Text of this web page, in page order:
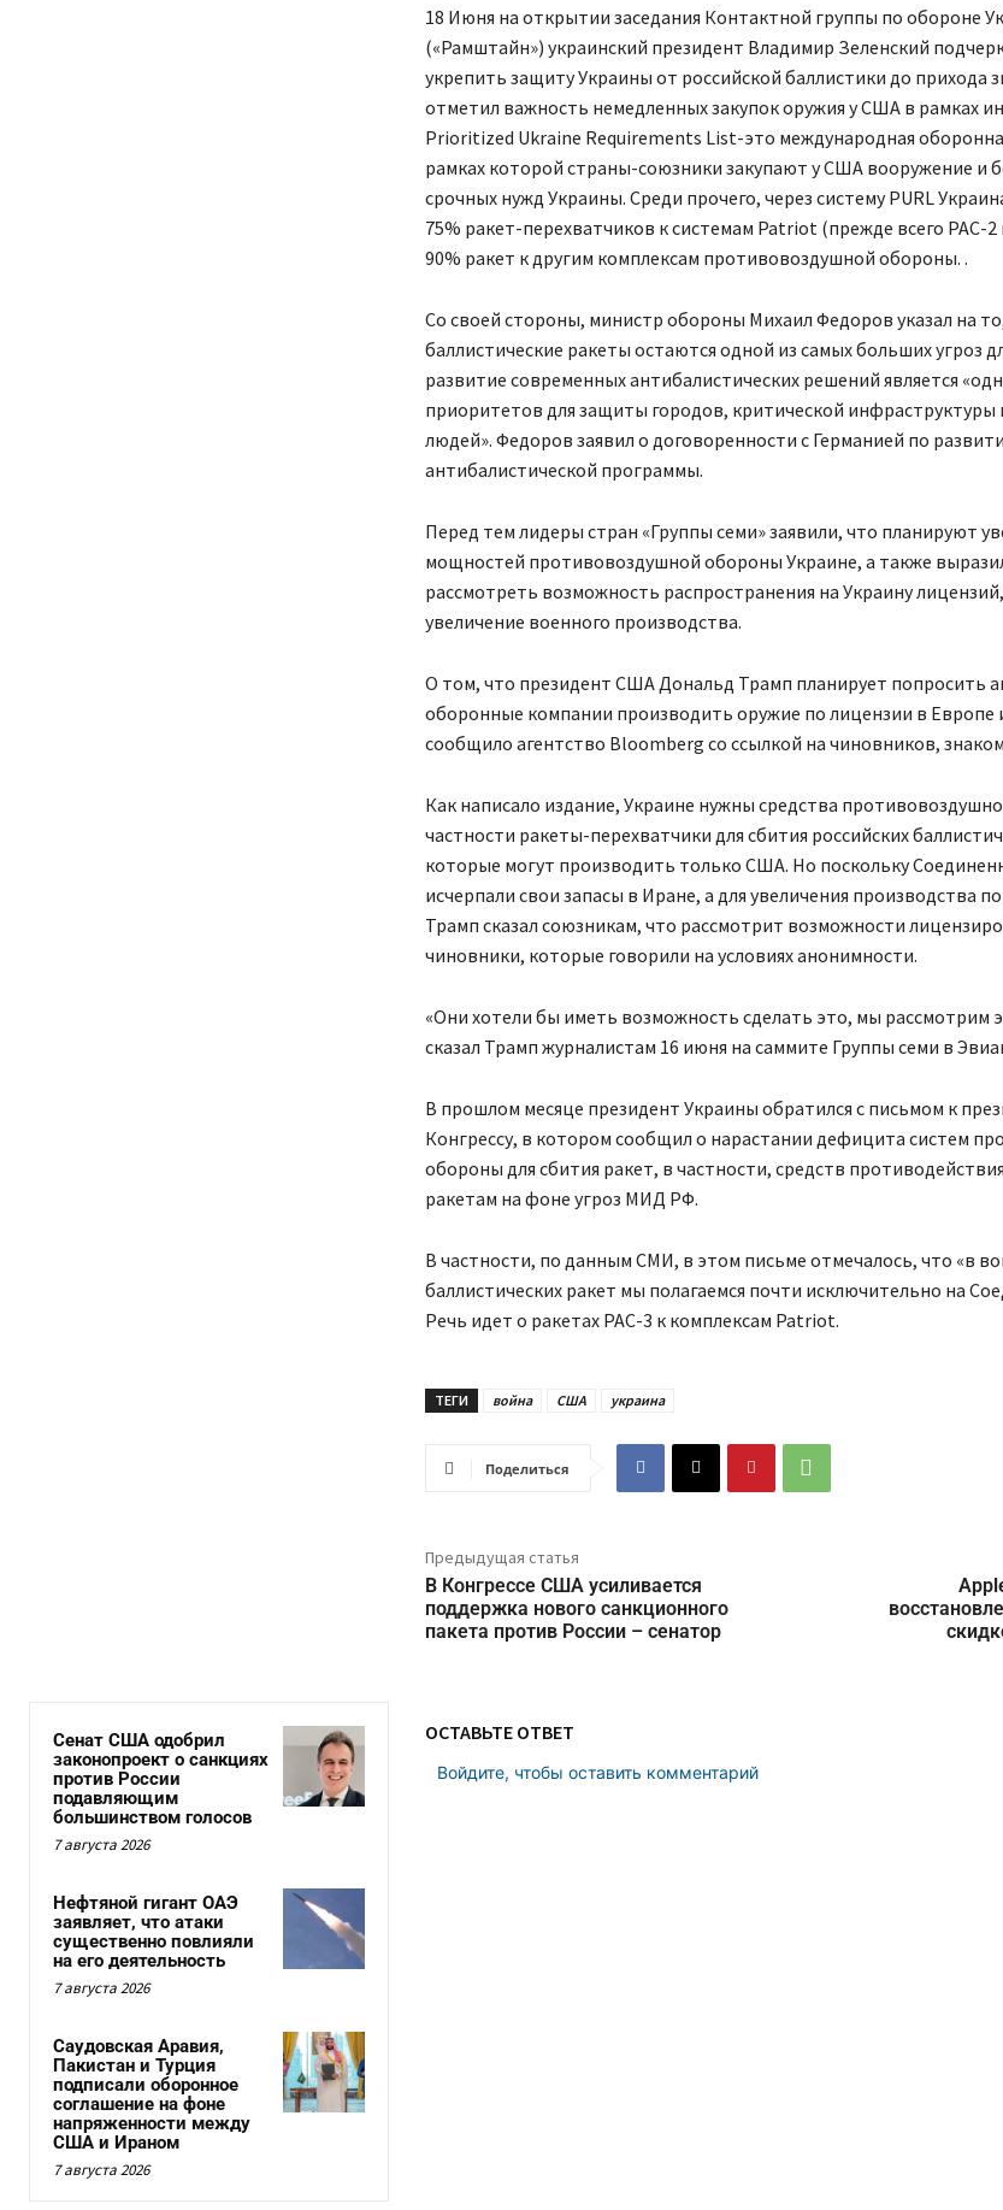
18 Июня на открытии заседания Контактной группы по обороне
(«Рамштайн») украинский президент Владимир Зеленский
укрепить защиту Украины от российской баллистики до прихода
отметил важность немедленных закупок оружия у США в рамках
Prioritized Ukraine Requirements List-это международная
рамках которой страны-союзники закупают у США вооружение и
срочных нужд Украины. Среди прочего, через систему PURL
75% ракет-перехватчиков к системам Patriot (прежде всего PAC-2
90% ракет к другим комплексам противовоздушной обороны. .
Со своей стороны, министр обороны Михаил Федоров указал на
баллистические ракеты остаются одной из самых больших угроз
развитие современных антибалистических решений является
приоритетов для защиты городов, критической инфраструктуры
людей». Федоров заявил о договоренности с Германией по
антибалистической программы.
Перед тем лидеры стран «Группы семи» заявили, что планируют
мощностей противовоздушной обороны Украине, а также
рассмотреть возможность распространения на Украину
увеличение военного производства.
О том, что президент США Дональд Трамп планирует попросить
оборонные компании производить оружие по лицензии в Европе
сообщило агентство Bloomberg со ссылкой на чиновников,
Как написало издание, Украине нужны средства
частности ракеты-перехватчики для сбития российских
которые могут производить только США. Но поскольку
исчерпали свои запасы в Иране, а для увеличения производства
Трамп сказал союзникам, что рассмотрит возможности
чиновники, которые говорили на условиях анонимности.
«Они хотели бы иметь возможность сделать это, мы рассмотрим
сказал Трамп журналистам 16 июня на саммите Группы семи в
В прошлом месяце президент Украины обратился с письмом к
Конгрессу, в котором сообщил о нарастании дефицита систем
обороны для сбития ракет, в частности, средств
ракетам на фоне угроз МИД РФ.
В частности, по данным СМИ, в этом письме отмечалось, что «в
баллистических ракет мы полагаемся почти исключительно на
Речь идет о ракетах PAC-3 к комплексам Patriot.
ТЕГИ война США украина
Поделиться
Предыдущая статья
В Конгрессе США усиливается
поддержка нового санкционного
пакета против России – сенатор
Сенат США одобрил
законопроект о санкциях
против России
подавляющим
большинством голосов
7 августа 2026
Нефтяной гигант ОАЭ
заявляет, что атаки
существенно повлияли
на его деятельность
7 августа 2026
Саудовская Аравия,
Пакистан и Турция
подписали оборонное
соглашение на фоне
напряженности между
США и Ираном
7 августа 2026
ОСТАВЬТЕ ОТВЕТ
Войдите, чтобы оставить комментарий